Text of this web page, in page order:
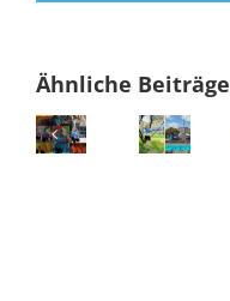
Ähnliche Beiträge